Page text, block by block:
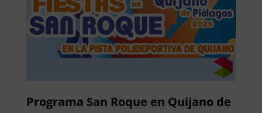
Programa San Roque en Quijano de